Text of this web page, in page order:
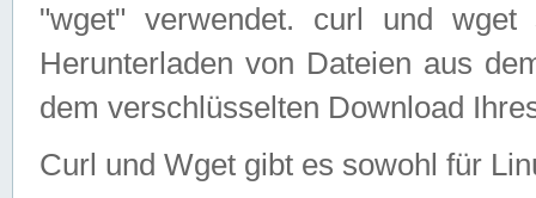
"wget" verwendet. curl und wget
Herunterladen von Dateien aus
dem verschlüsselten Download
Curl und Wget gibt es sowohl für